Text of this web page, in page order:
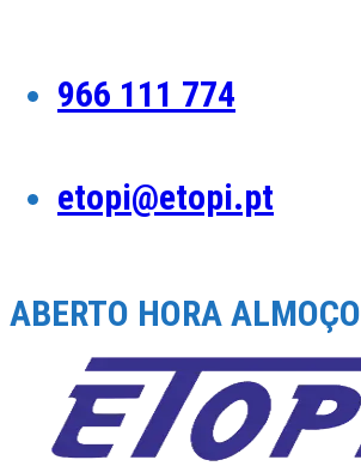
content966 111 774
etopi@etopi.pt
ABERTO HORA ALMOÇO